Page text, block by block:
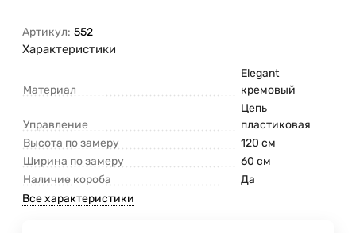
Артикул: 552
Характеристики
Материал
Elegant
кремовый
Управление
Цепь
пластиковая
Высота по замеру
120 см
Ширина по замеру
60 см
Наличие короба
Да
Все характеристики